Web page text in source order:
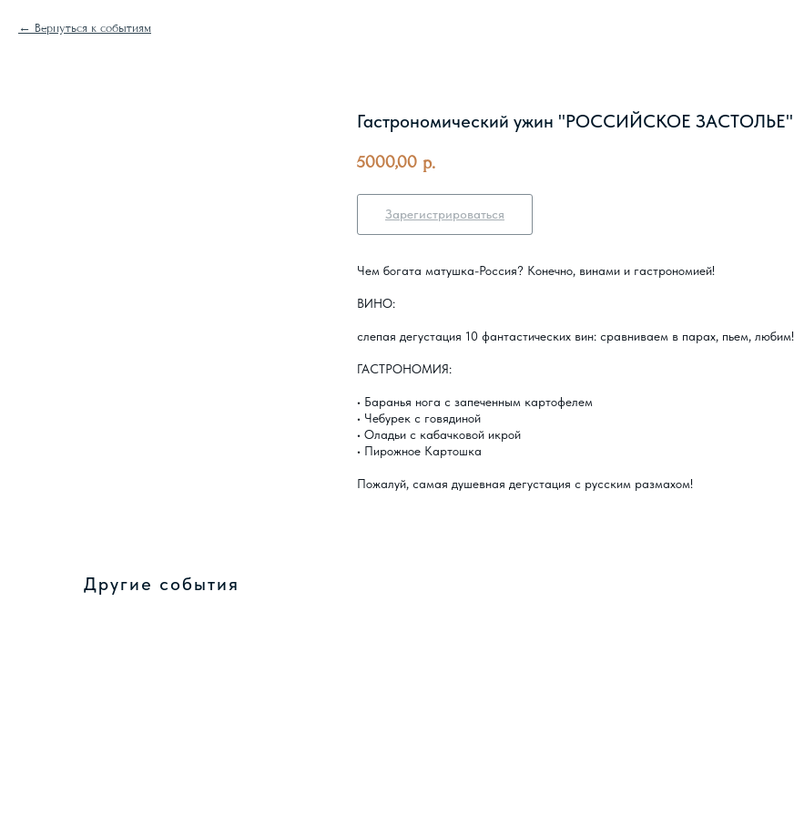
Вернуться к событиям
Гастрономический ужин "РОССИЙСКОЕ ЗАСТОЛЬЕ"
5000,00 р.
Зарегистрироваться
Чем богата матушка-Россия? Конечно, винами и гастрономией!
ВИНО:
слепая дегустация 10 фантастических вин: сравниваем в парах, пьем, любим!
ГАСТРОНОМИЯ:
• Баранья нога с запеченным картофелем
• Чебурек с говядиной
• Оладьи с кабачковой икрой
• Пирожное Картошка
Пожалуй, самая душевная дегустация с русским размахом!
Другие события